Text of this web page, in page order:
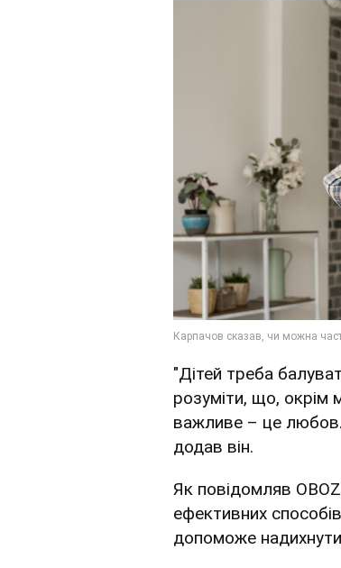
"Дітей треба
розуміти, що, окрім
важливе – це любов.
додав він.
Як повідомляв
ефективних способів
допоможе